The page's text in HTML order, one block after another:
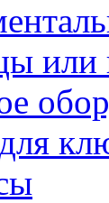
или